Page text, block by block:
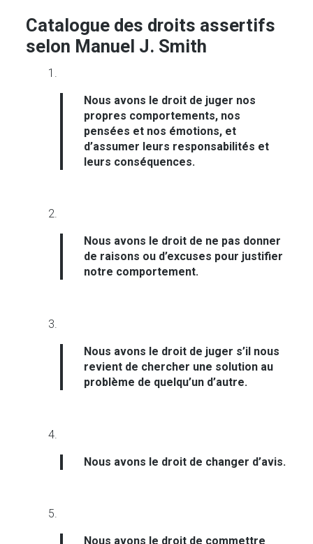
Catalogue des droits assertifs
selon Manuel J. Smith
Nous avons le droit de juger nos
propres comportements, nos
pensées et nos émotions, et
d’assumer leurs responsabilités et
leurs conséquences.
Nous avons le droit de ne pas donner
de raisons ou d’excuses pour justifier
notre comportement.
Nous avons le droit de juger s’il nous
revient de chercher une solution au
problème de quelqu’un d’autre.
Nous avons le droit de changer d’avis.
Nous avons le droit de commettre